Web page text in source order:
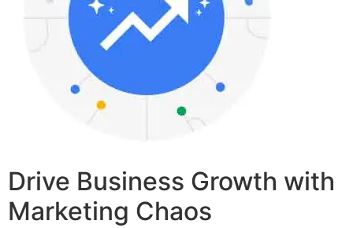
Drive Business Growth with
Marketing Chaos